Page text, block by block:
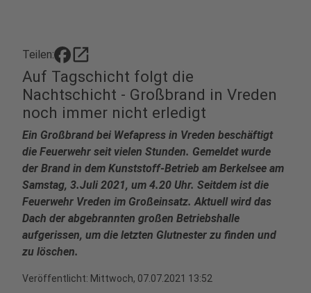
Teilen: open_in_new
Auf Tagschicht folgt die
Nachtschicht - Großbrand in Vreden
noch immer nicht erledigt
Ein Großbrand bei Wefapress in Vreden beschäftigt
die Feuerwehr seit vielen Stunden. Gemeldet wurde
der Brand in dem Kunststoff-Betrieb am Berkelsee am
Samstag, 3.Juli 2021, um 4.20 Uhr. Seitdem ist die
Feuerwehr Vreden im Großeinsatz. Aktuell wird das
Dach der abgebrannten großen Betriebshalle
aufgerissen, um die letzten Glutnester zu finden und
zu löschen.
Veröffentlicht: Mittwoch, 07.07.2021 13:52